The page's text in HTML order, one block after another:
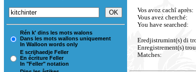
Rén k' dins les mots walons
Dans les mots wallons uniquement
In Walloon words only
E scrijhaedje Feller
En écriture Feller
In "Feller" notation
Vos avoz cachî après:
Vous avez cherché:
You have searched:
Eredjistrumint(s) di
Enregistrement(s)
Matches: